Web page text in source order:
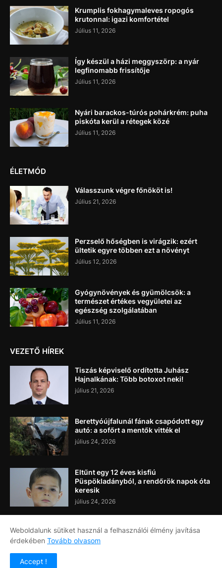
Krumplis fokhagymaleves ropogós
krutonnal: igazi komfortétel
Július 11, 2026
Így készül a házi meggyszörp: a nyár
legfinomabb frissítője
Július 11, 2026
Nyári barackos-túrós pohárkrém: puha
piskóta kerül a rétegek közé
Július 11, 2026
ÉLETMÓD
Válasszunk végre főnököt is!
Július 21, 2026
Perzselő hőségben is virágzik: ezért
ültetik egyre többen ezt a növényt
Július 12, 2026
Gyógynövények és gyümölcsök: a
természet értékes vegyületei az
egészség szolgálatában
Július 11, 2026
VEZETŐ HÍREK
Tiszás képviselő ordította Juhász
Hajnalkának: Több botoxot neki!
július 21, 2026
Berettyóújfalunál fának csapódott egy
autó: a sofőrt a mentők vitték el
július 24, 2026
Eltűnt egy 12 éves kisfiú
Püspökladányból, a rendőrök napok óta
keresik
július 24, 2026
Címlap Rólunk
Weboldalunk sütiket használ a felhasználói élmény javítása
érdekében Tovább olvasom
Accept !